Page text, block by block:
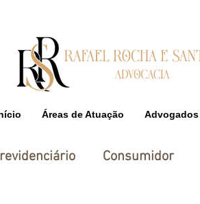
Áreas de Atuação Advogados
Consumidor